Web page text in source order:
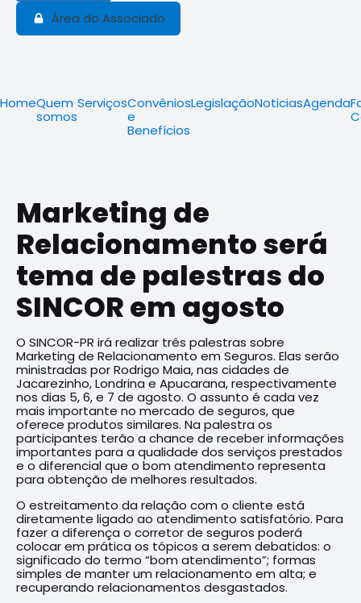
Área do Associado
HomeQuem
somos
ServiçosConvênios
e
Benefícios
LegislaçãoNoticiasAgenda
Marketing de
Relacionamento será
tema de palestras do
SINCOR em agosto
O SINCOR-PR irá realizar três palestras sobre
Marketing de Relacionamento em Seguros. Elas serão
ministradas por Rodrigo Maia, nas cidades de
Jacarezinho, Londrina e Apucarana, respectivamente
nos dias 5, 6, e 7 de agosto. O assunto é cada vez
mais importante no mercado de seguros, que
oferece produtos similares. Na palestra os
participantes terão a chance de receber informações
importantes para a qualidade dos serviços prestados
e o diferencial que o bom atendimento representa
para obtenção de melhores resultados.
O estreitamento da relação com o cliente está
diretamente ligado ao atendimento satisfatório. Para
fazer a diferença o corretor de seguros poderá
colocar em prática os tópicos a serem debatidos: o
significado do termo “bom atendimento”; formas
simples de manter um relacionamento em alta; e
recuperando relacionamentos desgastados.